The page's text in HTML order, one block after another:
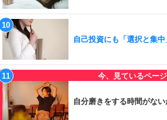
自己投資にも「選択と集中
自分磨きをする時間がない